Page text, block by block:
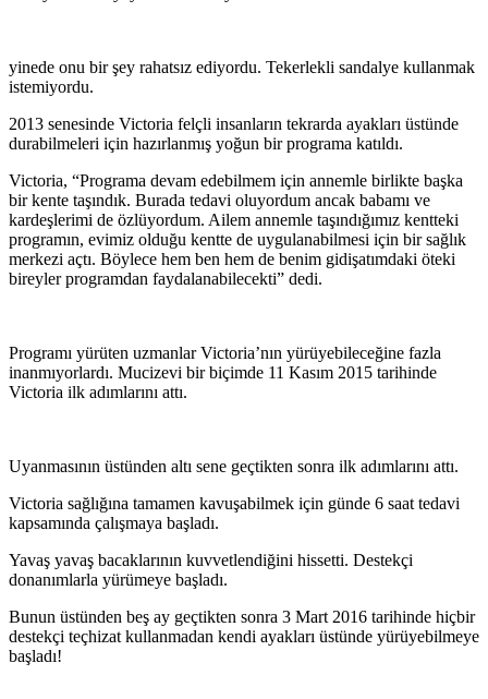
yinede onu bir şey rahatsız ediyordu. Tekerlekli sandalye kullanmak
istemiyordu.
2013 senesinde Victoria felçli insanların tekrarda ayakları üstünde
durabilmeleri için hazırlanmış yoğun bir programa katıldı.
Victoria, “Programa devam edebilmem için annemle birlikte başka
bir kente taşındık. Burada tedavi oluyordum ancak babamı ve
kardeşlerimi de özlüyordum. Ailem annemle taşındığımız kentteki
programın, evimiz olduğu kentte de uygulanabilmesi için bir sağlık
merkezi açtı. Böylece hem ben hem de benim gidişatımdaki öteki
bireyler programdan faydalanabilecekti” dedi.
Programı yürüten uzmanlar Victoria’nın yürüyebileceğine fazla
inanmıyorlardı. Mucizevi bir biçimde 11 Kasım 2015 tarihinde
Victoria ilk adımlarını attı.
Uyanmasının üstünden altı sene geçtikten sonra ilk adımlarını attı.
Victoria sağlığına tamamen kavuşabilmek için günde 6 saat tedavi
kapsamında çalışmaya başladı.
Yavaş yavaş bacaklarının kuvvetlendiğini hissetti. Destekçi
donanımlarla yürümeye başladı.
Bunun üstünden beş ay geçtikten sonra 3 Mart 2016 tarihinde hiçbir
destekçi teçhizat kullanmadan kendi ayakları üstünde yürüyebilmeye
başladı!